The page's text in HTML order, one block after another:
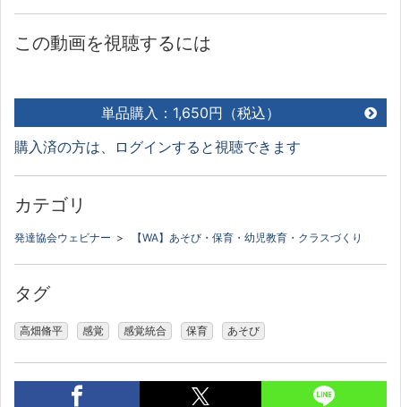
この動画を視聴するには
単品購入：1,650円（税込）
購入済の方は、ログインすると視聴できます
カテゴリ
発達協会ウェビナー > 【WA】あそび・保育・幼児教育・クラスづくり
タグ
高畑脩平 感覚 感覚統合 保育 あそび